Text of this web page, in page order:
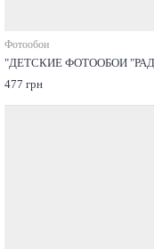
Фотообои
"ДЕТСКИЕ ФОТООБОИ
477 грн